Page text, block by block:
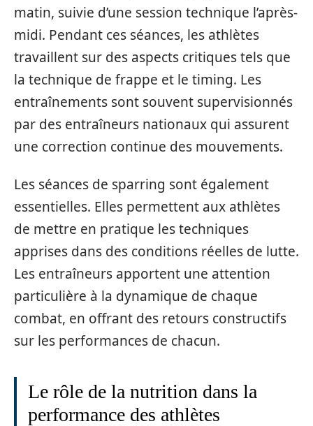
matin, suivie d’une session technique l’après-
midi. Pendant ces séances, les athlètes
travaillent sur des aspects critiques tels que
la technique de frappe et le timing. Les
entraînements sont souvent supervisionnés
par des entraîneurs nationaux qui assurent
une correction continue des mouvements.
Les séances de sparring sont également
essentielles. Elles permettent aux athlètes
de mettre en pratique les techniques
apprises dans des conditions réelles de lutte.
Les entraîneurs apportent une attention
particulière à la dynamique de chaque
combat, en offrant des retours constructifs
sur les performances de chacun.
Le rôle de la nutrition dans la
performance des athlètes